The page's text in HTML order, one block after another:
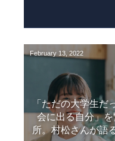
February 13 ,2022
「ただの大学生だ
会に出る自分」
所。村松さんが語